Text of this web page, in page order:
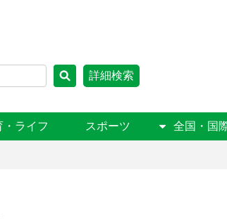
詳細検索
・ライフ スポーツ 全国・国